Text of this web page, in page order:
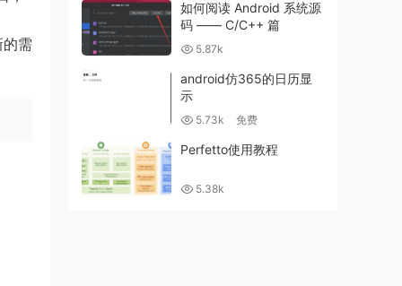
需
如何阅读 Android 系统源
码 —— C/C++ 篇
5.87k
android仿365的日历显
示
5.73k 免费
Perfetto使用教程
5.38k